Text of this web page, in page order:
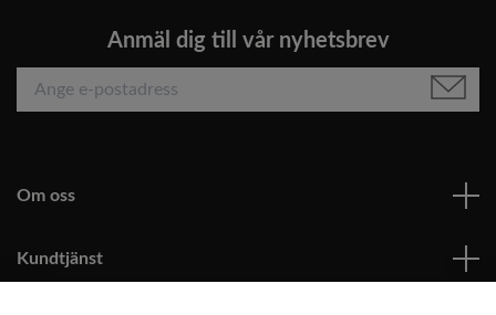
Anmäl dig till vår nyhetsbrev
Om oss
Kundtjänst